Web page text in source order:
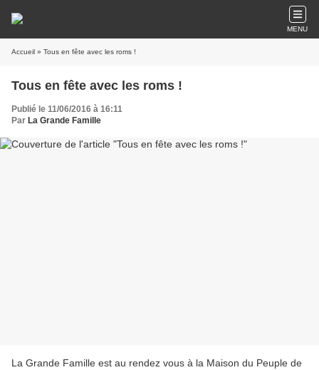
MENU
Accueil » Tous en fête avec les roms !
Tous en fête avec les roms !
Publié le 11/06/2016 à 16:11
Par La Grande Famille
La Grande Famille est au rendez vous à la Maison du Peuple de